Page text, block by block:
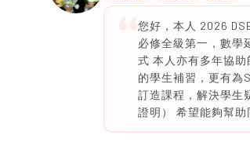
您好，本人 2026
必修全級第一，數學
式 本人亦有多年協
的學生補習，更有為
訂造課程，解決學生
證明） 希望能夠幫助